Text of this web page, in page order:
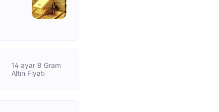
14 ayar 8 Gram
Altın Fiyatı